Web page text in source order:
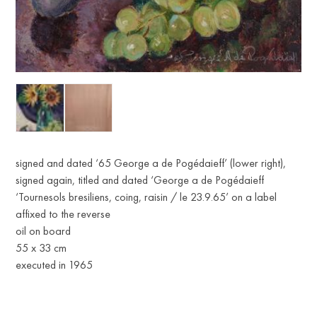
signed and dated ‘65 George a de Pogédaieff’ (lower right),
signed again, titled and dated ‘George a de Pogédaieff
‘Tournesols bresiliens, coing, raisin / le 23.9.65’ on a label
affixed to the reverse
oil on board
55 x 33 cm
executed in 1965